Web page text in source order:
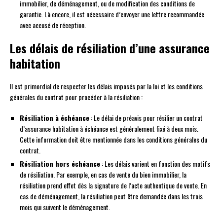
immobilier, de déménagement, ou de modification des conditions de
garantie. Là encore, il est nécessaire d’envoyer une lettre recommandée
avec accusé de réception.
Les délais de résiliation d’une assurance
habitation
Il est primordial de respecter les délais imposés par la loi et les conditions
générales du contrat pour procéder à la résiliation :
Résiliation à échéance: Le délai de préavis pour résilier un contrat
d’assurance habitation à échéance est généralement fixé à deux mois.
Cette information doit être mentionnée dans les conditions générales du
contrat.
Résiliation hors échéance: Les délais varient en fonction des motifs
de résiliation. Par exemple, en cas de vente du bien immobilier, la
résiliation prend effet dès la signature de l’acte authentique de vente. En
cas de déménagement, la résiliation peut être demandée dans les trois
mois qui suivent le déménagement.